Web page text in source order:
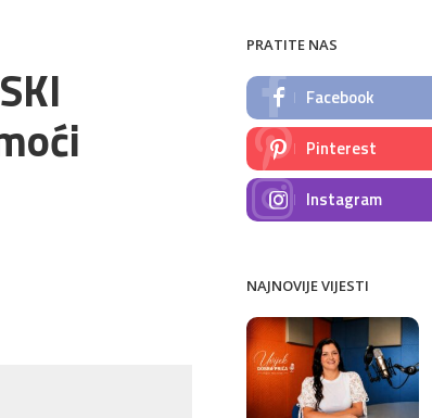
PRATITE NAS
Facebook
Pinterest
Instagram
NAJNOVIJE VIJESTI